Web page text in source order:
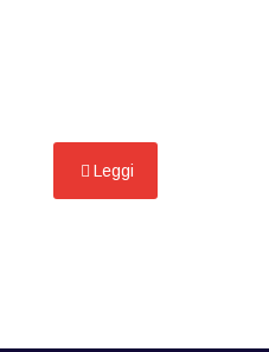
Leggi